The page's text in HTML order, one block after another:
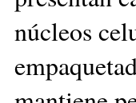
núcleos